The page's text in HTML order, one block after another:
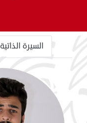
السيرة الذاتية